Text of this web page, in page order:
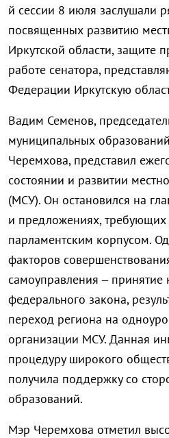
й сессии 8 июля заслушали
посвященных развитию
Иркутской области, защите
работе сенатора,
Федерации Иркутскую
Вадим Семенов,
муниципальных
Черемхова, представил
состоянии и развитии
(МСУ). Он остановился на
и предложениях,
парламентским корпусом.
факторов
самоуправления – принятие
федерального закона,
переход региона на
организации МСУ. Данная
процедуру широкого
получила поддержку со
образований.
Мэр Черемхова отметил